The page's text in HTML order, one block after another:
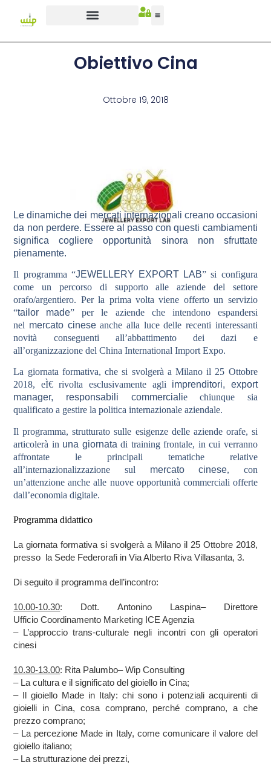
Obiettivo Cina
Ottobre 19, 2018
Le dinamiche dei mercati internazionali creano occasioni
da non perdere. Essere al passo con questi cambiamenti
significa cogliere opportunità sinora non sfruttate
pienamente.
Il programma “JEWELLERY EXPORT LAB” si configura
come un percorso di supporto alle aziende del settore
orafo/argentiero. Per la prima volta viene offerto un servizio
“tailor made” per le aziende che intendono espandersi
nel mercato cineseanche alla luce delle recenti interessanti
novità conseguenti all’abbattimento dei dazi e
all’organizzazione del China International Import Expo.
La giornata formativa, che si svolgerà a Milano il 25 Ottobre
2018, eÌ€ rivolta esclusivamente agli imprenditori, export
manager, responsabili commercialie chiunque sia
qualificato a gestire la politica internazionale aziendale.
Il programma, strutturato sulle esigenze delle aziende orafe, si
articolerà in una giornatadi training frontale, in cui verranno
affrontate le principali tematiche relative
all’internazionalizzazione sul mercato cinese, con
un’attenzione anche alle nuove opportunità commerciali offerte
dall’economia digitale.
Programma didattico
La giornata formativa si svolgerà a Milanoil 25 Ottobre 2018,
presso la Sede Federorafi in Via Alberto Riva Villasanta, 3.
Di seguito il programma dell’incontro:
10.00-10.30: Dott. Antonino Laspina– Direttore
Ufficio Coordinamento Marketing ICE Agenzia
– L’approccio trans-culturale negli incontri con gli operatori
cinesi
10.30-13.00: Rita Palumbo– Wip Consulting
– La cultura e il significato del gioiello in Cina;
– Il gioiello Made in Italy: chi sono i potenziali acquirenti di
gioielli in Cina, cosa comprano, perché comprano, a che
prezzo comprano;
– La percezione Made in Italy, come comunicare il valore del
gioiello italiano;
– La strutturazione dei prezzi,